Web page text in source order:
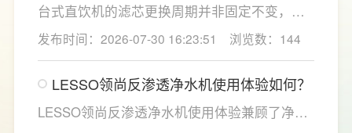
台式直饮机的滤芯更换周期并非固定不变，主
要取决于实际用水量、进水水质及使用频率等
因素。一般来说，PP棉和活性炭类前置滤芯建
议每6至12个月更换一次，RO反渗透膜滤芯使
用寿命相对较长，通常在2至3年左右，而后置
活性炭滤芯则建议每年更换一次以保障出水口
感。
发布时间：2026-07-30 16:23:51 浏览数：144
LESSO领尚反渗透净水机使用体验如何？
LESSO领尚反渗透净水机使用体验兼顾了净水